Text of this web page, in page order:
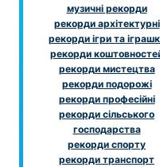
музичні рекорди
рекорди архітектурні
рекорди ігри та
рекорди
рекорди мистецтва
рекорди подорожі
рекорди професійні
рекорди сільського
господарства
рекорди спорту
рекорди транспорт